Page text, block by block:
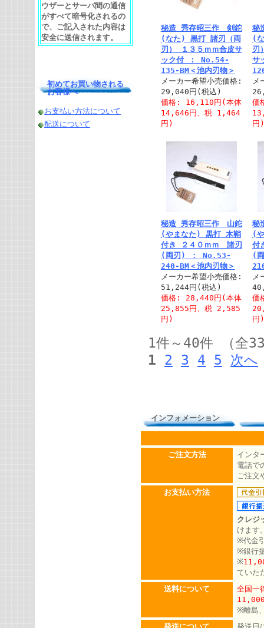
ウザーとサーバ間の通信
がすべて暗号化されるの
で、ご記入された内容は
安全に送信されます。
初めてお買い物される
お客様へ
お支払い方法について
配送について
秘造 秀存昭三作 剣鉈
(なた) 黒打 諸刃（両
刃） １３５ｍｍ合皮サ
ック付 ： No.54-
135-BM＜池内刃物＞
メーカー希望小売価格:
29,040円(税込)
価格: 16,110円(本体
14,646円、税 1,464
円)
秘
(
刃
サ
メ
価
円)
秘造 秀存昭三作 山鉈
(やまなた) 黒打 木鞘
付き ２４０ｍｍ 諸刃
(両刃) ： No.53-
240-BM＜池内刃物＞
メーカー希望小売価格:
51,244円(税込)
価格: 28,440円(本体
25,855円、税 2,585
円)
秘
(
付
(
メ
価
円)
1件～40件 （全
1
2 3 4 5 次へ
インフォメーション
ご注文方法
インタ
電話で
ご注文
お支払い方法
クレジ
けます
※代金
※銀行
※
ていた
送料について
全国一
※離島